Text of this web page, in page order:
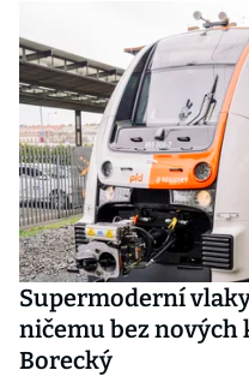
Supermoderní
ničemu bez
Borecký